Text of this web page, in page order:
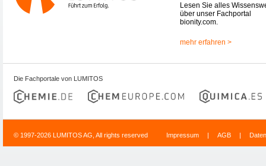
Lesen Sie alles
über unser Fachportal
bionity.com.
mehr erfahren >
Die Fachportale von LUMITOS
© 1997-2026 LUMITOS AG, All rights reserved Impressum | AGB |